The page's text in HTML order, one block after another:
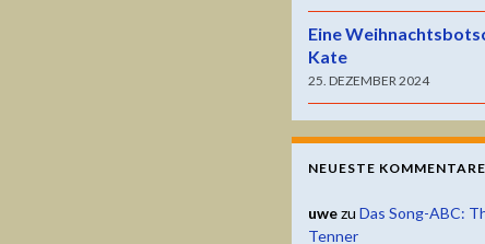
Eine
Kate
25. DEZEMBER 2024
NEUESTE KOMMENTARE
uwezu Das Song-ABC:
Tenner